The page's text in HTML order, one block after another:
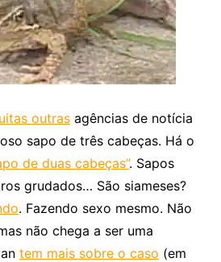
outrasagências de notícia
sapo de três cabeças. Há o
de duas cabeças”. Sapos
grudados… São siameses?
. Fazendo sexo mesmo. Não
não chega a ser uma
tem mais sobre o caso (em